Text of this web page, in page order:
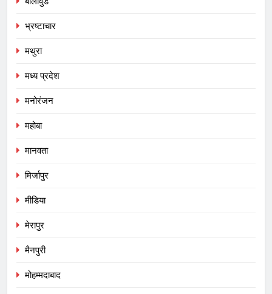
भ्रष्टाचार
मथुरा
मध्य प्रदेश
मनोरंजन
महोबा
मानवता
मिर्जापुर
मीडिया
मेरापुर
मैनपुरी
मोहम्मदाबाद